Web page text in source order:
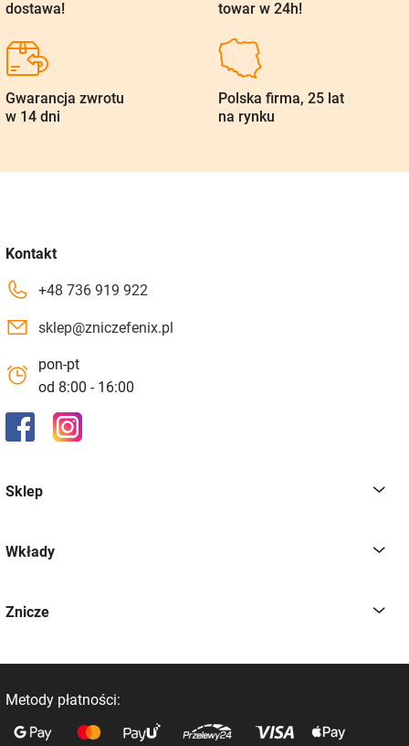
dostawa!
towar w 24h!
Gwarancja zwrotu
w 14 dni
Polska firma, 25 lat
na rynku
Kontakt
+48 736 919 922
sklep@zniczefenix.pl
pon-pt
od 8:00 - 16:00
Sklep
Wkłady
Znicze
Metody płatności: